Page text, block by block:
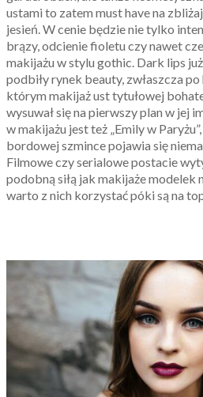
ustami to zatem must have na
jesień. W cenie będzie nie tylko
brązy, odcienie fioletu czy nawet
makijażu w stylu gothic. Dark lips
podbiły rynek beauty, zwłaszcza po
którym makijaż ust tytułowej
wysuwał się na pierwszy plan w jej
w makijażu jest też „Emily w
bordowej szmince pojawia się
Filmowe czy serialowe postacie
podobną siłą jak makijaże modelek
warto z nich korzystać póki są na